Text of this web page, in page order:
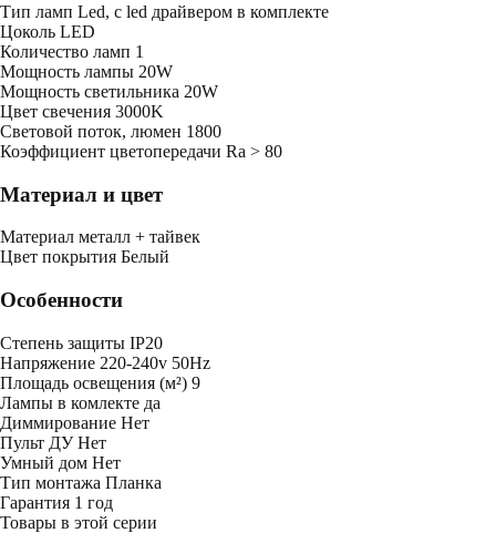
Тип ламп Led, с led драйвером в комплекте
Цоколь LED
Количество ламп 1
Мощность лампы 20W
Мощность светильника 20W
Цвет свечения 3000K
Световой поток, люмен 1800
Коэффициент цветопередачи Ra > 80
Материал и цвет
Mатериал металл + тайвек
Цвет покрытия Белый
Особенности
Степень защиты IP20
Напряжение 220-240v 50Hz
Площадь освещения (м²) 9
Лампы в комлекте да
Диммирование Нет
Пульт ДУНет
Умный дом Нет
Тип монтажа Планка
Гарантия 1 год
Товары в этой серии